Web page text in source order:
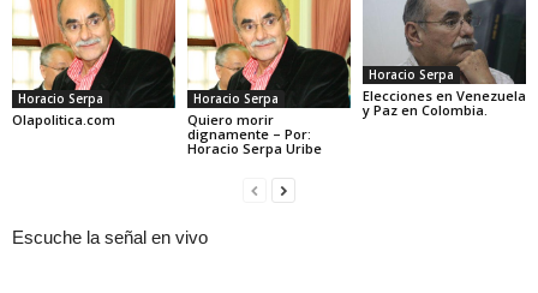
Horacio Serpa
Olapolitica.com
Horacio Serpa
Quiero morir
dignamente – Por:
Horacio Serpa Uribe
Horacio Serpa
Elecciones en Venezuela
y Paz en Colombia.
Escuche la señal en vivo